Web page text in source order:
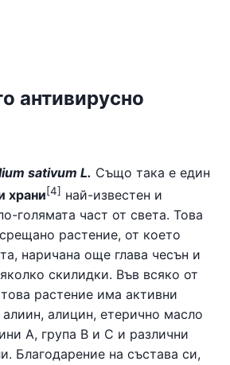
антивирусно
sativum L. Също така е един
храни[4] най-известен и
голямата част от света. Това
растение, от което
наричана още глава чесън и
скилидки. Във всяко от
растение има активни
алицин, етерично масло
А, група В и С и различни
Благодарение на състава си,